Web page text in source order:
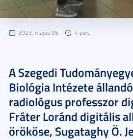
2023. május 05. 4 perc
A Szegedi
Biológia Intézete
radiológus professzor
Fráter Loránd digitális
örököse, Sugataghy Ö.